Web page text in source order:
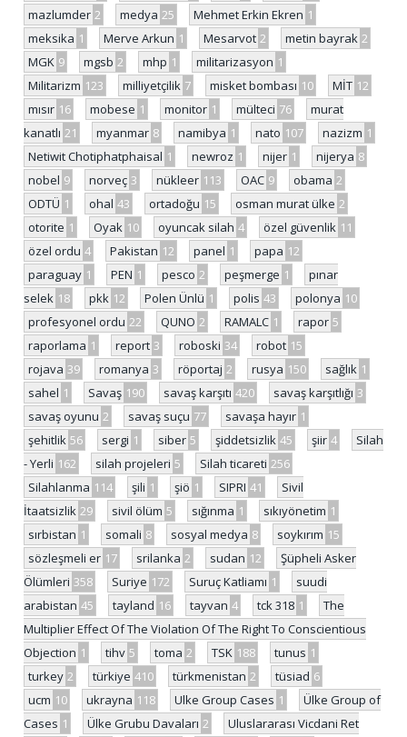
mazlumder 2 medya 25 Mehmet Erkin Ekren 1
meksika 1 Merve Arkun 1 Mesarvot 2 metin bayrak 2
MGK 9 mgsb 2 mhp 1 militarizasyon 1
Militarizm 123 milliyetçilik 7 misket bombası 10 MİT 12
mısır 16 mobese 1 monitor 1 mülteci 76
murat
kanatlı 21 myanmar 8 namibya 1 nato 107 nazizm 1
Netiwit Chotiphatphaisal 1 newroz 1 nijer 1 nijerya 8
nobel 9 norveç 3 nükleer 113 OAC 9 obama 2
ODTÜ 1 ohal 43 ortadoğu 15 osman murat ülke 2
otorite 1 Oyak 10 oyuncak silah 4 özel güvenlik 11
özel ordu 4 Pakistan 12 panel 1 papa 12
paraguay 1 PEN 1 pesco 2 peşmerge 1
pınar
selek 18 pkk 12 Polen Ünlü 1 polis 43 polonya 10
profesyonel ordu 22 QUNO 2 RAMALC 1 rapor 5
raporlama 1 report 3 roboski 34 robot 15
rojava 39 romanya 3 röportaj 2 rusya 150 sağlık 1
sahel 1 Savaş 190 savaş karşıtı 420 savaş karşıtlığı 3
savaş oyunu 2 savaş suçu 77 savaşa hayır 1
şehitlik 56 sergi 1 siber 5 şiddetsizlik 45 şiir 4
Silah
- Yerli 162 silah projeleri 5 Silah ticareti 256
Silahlanma 114 şili 1 şiö 1 SIPRI 41
Sivil
İtaatsizlik 29 sivil ölüm 5 sığınma 1 sıkıyönetim 1
sırbistan 1 somali 8 sosyal medya 8 soykırım 15
sözleşmeli er 17 srilanka 2 sudan 12
Şüpheli Asker
Ölümleri 358 Suriye 172 Suruç Katliamı 1
suudi
arabistan 45 tayland 16 tayvan 4 tck 318 1
The
Multiplier Effect Of The Violation Of The Right To Conscientious
Objection 1 tihv 5 toma 2 TSK 188 tunus 1
turkey 2 türkiye 410 türkmenistan 2 tüsiad 6
ucm 10 ukrayna 118 Ulke Group Cases 1
Ülke Group of
Cases 1 Ülke Grubu Davaları 2
Uluslararası Vicdani Ret